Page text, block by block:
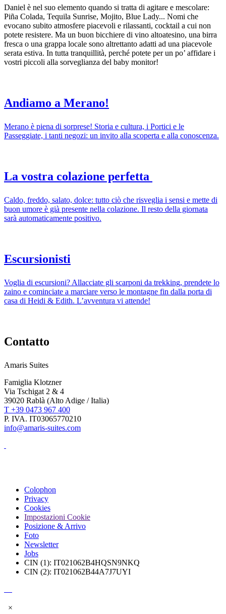
Daniel è nel suo elemento quando si tratta di agitare e mescolare:
Piña Colada, Tequila Sunrise, Mojito, Blue Lady... Nomi che
evocano subito atmosfere piacevoli e rilassanti, cocktail a cui non
potete resistere. Ma un buon bicchiere di vino altoatesino, una birra
fresca o una grappa locale sono altrettanto adatti ad una piacevole
serata estiva. In tutta tranquillità, perché potete per un po’ affidare i
vostri piccoli alla sorveglianza del baby monitor!
Andiamo a Merano!
Merano è piena di sorprese! Storia e cultura, i Portici e le
Passeggiate, i tanti negozi: un invito alla scoperta e alla conoscenza.
La vostra colazione perfetta
Caldo, freddo, salato, dolce: tutto ciò che risveglia i sensi e mette di
buon umore è già presente nella colazione. Il resto della giornata
sarà automaticamente positivo.
Escursionisti
Voglia di escursioni? Allacciate gli scarponi da trekking, prendete lo
zaino e cominciate a marciare verso le montagne fin dalla porta di
casa di Heidi & Edith. L’avventura vi attende!
Contatto
Amaris Suites
Famiglia Klotzner
Via Tschigat 2 & 4
39020 Rablà (Alto Adige / Italia)
T +39 0473 967 400
P. IVA. IT03065770210
info@amaris-suites.com
Colophon
Privacy
Cookies
Impostazioni Cookie
Posizione & Arrivo
Foto
Newsletter
Jobs
CIN (1): IT021062B4HQSN9NKQ
CIN (2): IT021062B44A7J7UYI
×